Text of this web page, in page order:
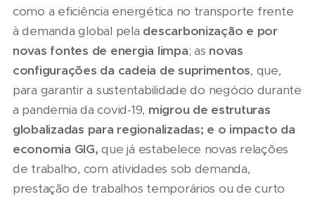
como a eficiência energética no transporte frente
à demanda global pela descarbonização e por
novas fontes de energia limpa; as novas
configurações da cadeia de suprimentos, que,
para garantir a sustentabilidade do negócio durante
a pandemia da covid-19, migrou de estruturas
globalizadas para regionalizadas; e o impacto da
economia GIG,que já estabelece novas relações
de trabalho, com atividades sob demanda,
prestação de trabalhos temporários ou de curto